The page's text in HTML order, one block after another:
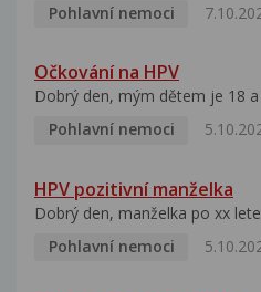
Pohlavní nemoci
Očkování na HPV
Dobrý den, mým dětem je 18
Pohlavní nemoci
HPV pozitivní manželka
Dobrý den, manželka po xx
Pohlavní nemoci